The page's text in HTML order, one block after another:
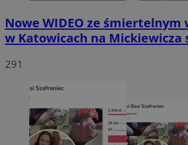
Nowe WIDEO ze śmiertelnym
w Katowicach na Mickiewicza
291